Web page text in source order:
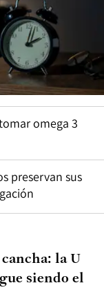
omega 3
preservan sus
la U
siendo el